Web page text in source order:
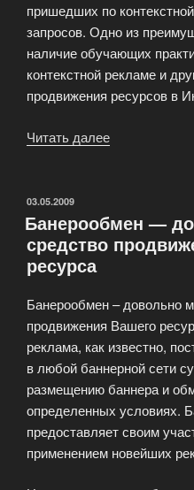
пришедших по
запросов. Одно из
наличие обучающих
контекстной рекламе и
продвижения ресурсов в
Читать далее
реклама.»
ОПУБЛИКОВАНО
03.05.2009
Банерообмен —
средство
ресурса
Банерообмен – довольно
продвижения Вашего
реклама, как известно,
в любой баннерной сети
размещению баннера и
определенных условиях.
предоставляет своим
применением новейших